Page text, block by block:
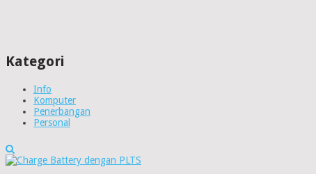
Kategori
Info
Komputer
Penerbangan
Personal